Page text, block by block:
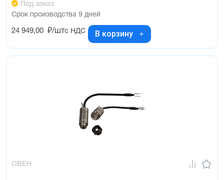
Под заказ
Срок производства 9 дней
24 949,00 ₽/штс НДС В корзину
ОВЕН